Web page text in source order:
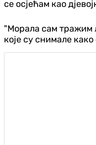
се осјећам као
"Морала сам тражим
које су снимале